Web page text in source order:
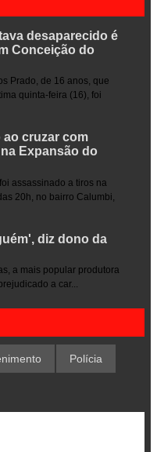
desaparecido é
Conceição do
Prado, de 16 anos, que
quinta-feira (16), foi
ao cruzar com
Expansão do
assassinado a tiros na
20h, no bairro Calumbi,
diz dono da
a mais popular produtora
a car...
Polícia